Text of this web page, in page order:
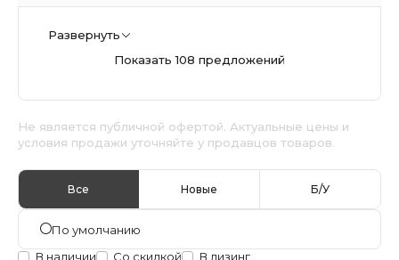
Развернуть
Показать 108 предложений
Не является публичной офертой. Актуальные цены и
условия продажи уточняйте у продавцов товаров.
Все Новые Б/У
По умолчанию
В наличии
Со скидкой В лизинг